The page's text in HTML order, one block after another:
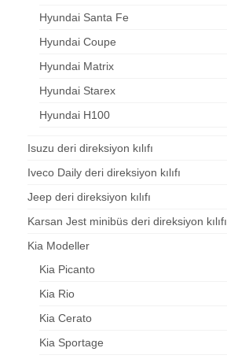
Hyundai Santa Fe
Hyundai Coupe
Hyundai Matrix
Hyundai Starex
Hyundai H100
Isuzu deri direksiyon kılıfı
Iveco Daily deri direksiyon kılıfı
Jeep deri direksiyon kılıfı
Karsan Jest minibüs deri direksiyon kılıfı
Kia Modeller
Kia Picanto
Kia Rio
Kia Cerato
Kia Sportage